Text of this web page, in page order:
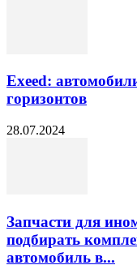
Exeed:
горизонтов
28.07.2024
Запчасти для
подбирать
автомобиль в...